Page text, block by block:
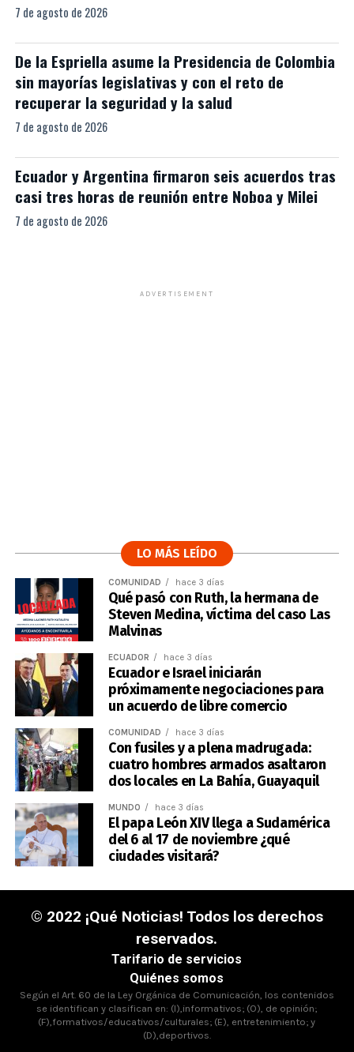
7 de agosto de 2026
De la Espriella asume la Presidencia de Colombia
sin mayorías legislativas y con el reto de
recuperar la seguridad y la salud
7 de agosto de 2026
Ecuador y Argentina firmaron seis acuerdos tras
casi tres horas de reunión entre Noboa y Milei
7 de agosto de 2026
ADVERTISEMENT
LO MÁS LEÍDO
COMUNIDAD hace 3 días
Qué pasó con Ruth, la hermana de
Steven Medina, víctima del caso Las
Malvinas
ECUADOR hace 3 días
Ecuador e Israel iniciarán
próximamente negociaciones para
un acuerdo de libre comercio
COMUNIDAD hace 3 días
Con fusiles y a plena madrugada:
cuatro hombres armados asaltaron
dos locales en La Bahía, Guayaquil
MUNDO hace 3 días
El papa León XIV llega a Sudamérica
del 6 al 17 de noviembre ¿qué
ciudades visitará?
© 2022 ¡Qué Noticias! Todos los derechos
reservados.
Tarifario de servicios
Quiénes somos
Según el Art. 60 de la Ley Orgánica de Comunicación, los contenidos
se identifican y clasifican en: (I),informativos; (O), de opinión;
(F),formativos/educativos/culturales; (E), entretenimiento; y
(D),deportivos.